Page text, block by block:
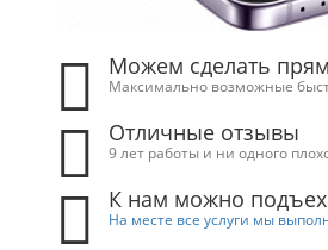
Можем сделать
Максимально возможные
Отличные отзывы
9 лет работы и ни одного
К нам можно
На месте все услуги мы